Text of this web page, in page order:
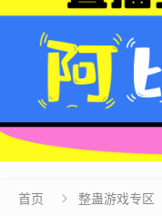
首页  整蛊游戏专区